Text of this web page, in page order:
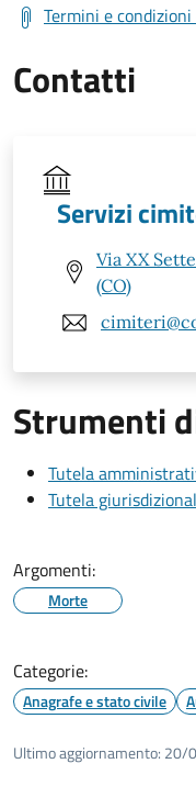
Termini e
Contatti
Servizi
Via XX
(CO)
Strumenti
Tutela
Tutela
Argomenti:
Morte
Categorie:
Anagrafe e stato civile
Ultimo aggiornamento: 20/